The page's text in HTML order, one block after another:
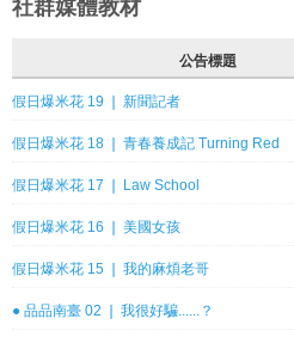
社群媒體教材
公告標題
假日爆米花 19 ❘ 新聞記者
假日爆米花 18 ❘ 青春養成記 Turning Red
假日爆米花 17 ❘ Law School
假日爆米花 16 ❘ 美國女孩
假日爆米花 15 ❘ 我的麻煩老哥
● 品品南臺 02 ❘ 我很好騙......？